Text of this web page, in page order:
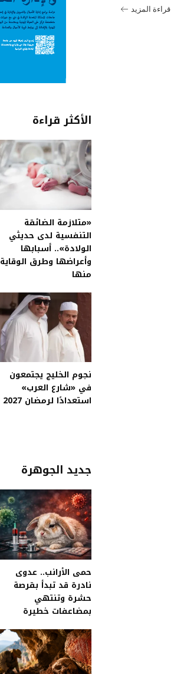
قراءة المزيد
الأكثر قراءة
«متلازمة الضائقة
التنفسية لدى حديثي
الولادة».. أسبابها
وأعراضها وطرق الوقاية
منها
نجوم الخليج يجتمعون
في «شارع العرب»
استعدادًا لرمضان 2027
جديد الجوهرة
حمى الأرانب.. عدوى
نادرة قد تبدأ بقرصة
حشرة وتنتهي
بمضاعفات خطيرة